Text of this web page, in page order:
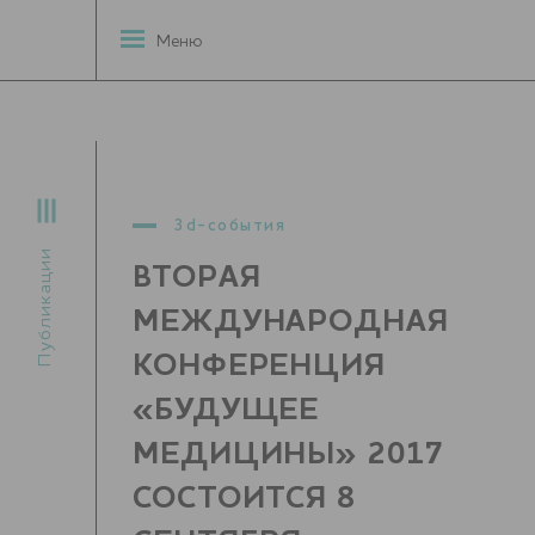
Публикации
Меню
3d-события
ВТОРАЯ
МЕЖДУНАРОДНАЯ
КОНФЕРЕНЦИЯ
«БУДУЩЕЕ
МЕДИЦИНЫ» 2017
СОСТОИТСЯ 8